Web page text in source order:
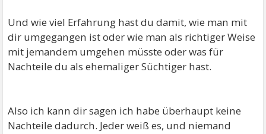
Und wie viel Erfahrung hast du damit, wie man mit
dir umgegangen ist oder wie man als richtiger Weise
mit jemandem umgehen müsste oder was für
Nachteile du als ehemaliger Süchtiger hast.
Also ich kann dir sagen ich habe überhaupt keine
Nachteile dadurch. Jeder weiß es, und niemand